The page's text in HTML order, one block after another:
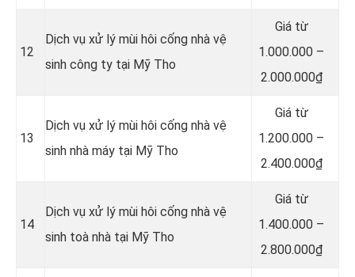
12
Dịch vụ xử lý mùi hôi cống nhà vệ
sinh công ty tại Mỹ Tho
Giá từ
1.000.000 –
2.000.000₫
13
Dịch vụ xử lý mùi hôi cống nhà vệ
sinh nhà máy tại Mỹ Tho
Giá từ
1.200.000 –
2.400.000₫
14
Dịch vụ xử lý mùi hôi cống nhà vệ
sinh toà nhà tại Mỹ Tho
Giá từ
1.400.000 –
2.800.000₫